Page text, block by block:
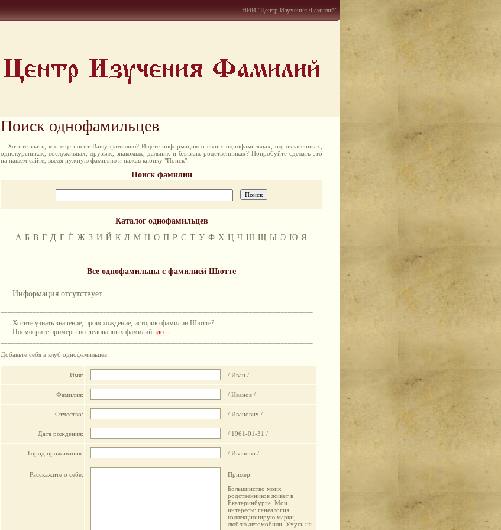
НИИ "Центр Изучения Фамилий"
Поиск однофамильцев
Хотите знать, кто еще носит Вашу фамилию? Ищете информацию о своих однофамильцах, одноклассниках,
однокурсниках, сослуживцах, друзьях, знакомых, дальних и близких родственниках? Попробуйте сделать это
на нашем сайте, введя нужную фамилию и нажав кнопку "Поиск".
Поиск фамилии
Каталог однофамильцев
А Б В Г Д Е Ё Ж З И Й К Л М Н О П Р С Т У Ф Х Ц Ч Ш Щ Ы Э Ю Я
Все однофамильцы с фамилией Шютте
Информация отсутствует
Хотите узнать значение, происхождение, историю фамилии Шютте?
Посмотрите примеры исследованных фамилий здесь
Добавьте себя в клуб однофамильцев:
Имя: / Иван /
Фамилия: / Иванов /
Отчество: / Иванович /
Дата рождения: / 1961-01-31 /
Город проживания: / Иваново /
Расскажите о себе:
Пример:
Большинство моих
родственников живет в
Екатеринбурге. Мои
интересы: генеалогия,
коллекционирую марки,
люблю автомобили. Учусь на